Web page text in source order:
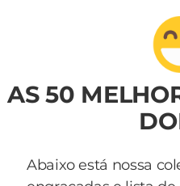
AS 50
Abaixo está nossa